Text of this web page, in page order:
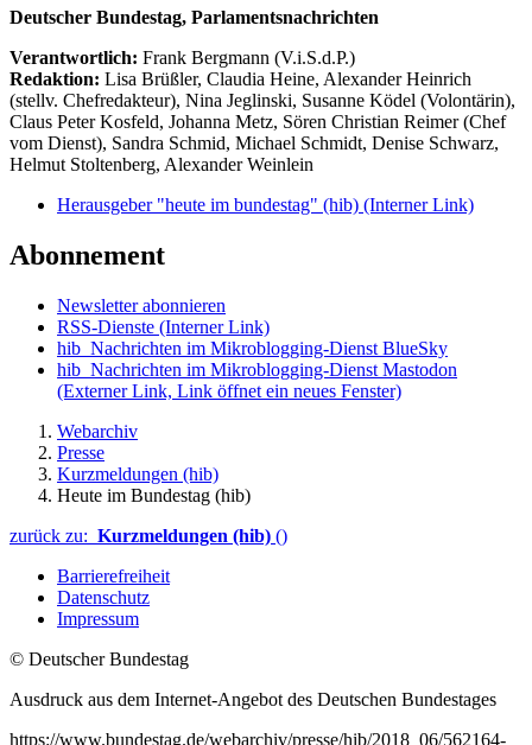
Deutscher Bundestag, Parlamentsnachrichten
Verantwortlich: Frank Bergmann (V.i.S.d.P.)
Redaktion: Lisa Brüßler, Claudia Heine, Alexander Heinrich
(stellv. Chefredakteur), Nina Jeglinski, Susanne Ködel (Volontärin),
Claus Peter Kosfeld, Johanna Metz, Sören Christian Reimer (Chef
vom Dienst), Sandra Schmid, Michael Schmidt, Denise Schwarz,
Helmut Stoltenberg, Alexander Weinlein
Herausgeber "heute im bundestag" (hib) (Interner Link)
Abonnement
Newsletter abonnieren
RSS-Dienste (Interner Link)
hib_Nachrichten im Mikroblogging-Dienst BlueSky
hib_Nachrichten im Mikroblogging-Dienst Mastodon
(Externer Link, Link öffnet ein neues Fenster)
Webarchiv
Presse
Kurzmeldungen (hib)
Heute im Bundestag (hib)
zurück zu: Kurzmeldungen (hib) ()
Barrierefreiheit
Datenschutz
Impressum
© Deutscher Bundestag
Ausdruck aus dem Internet-Angebot des Deutschen Bundestages
https://www.bundestag.de/webarchiv/presse/hib/2018_06/562164-